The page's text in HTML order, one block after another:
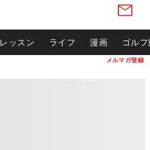
メルマガ登録
レッスン ライフ 漫画 ゴル